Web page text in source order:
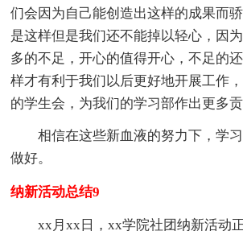
们会因为自己能创造出这样的成果而
是这样但是我们还不能掉以轻心，因
多的不足，开心的值得开心，不足的
样才有利于我们以后更好地开展工作
的学生会，为我们的学习部作出更多贡
相信在这些新血液的努力下，学习
做好。
纳新活动总结9
xx月xx日，xx学院社团纳新活动正